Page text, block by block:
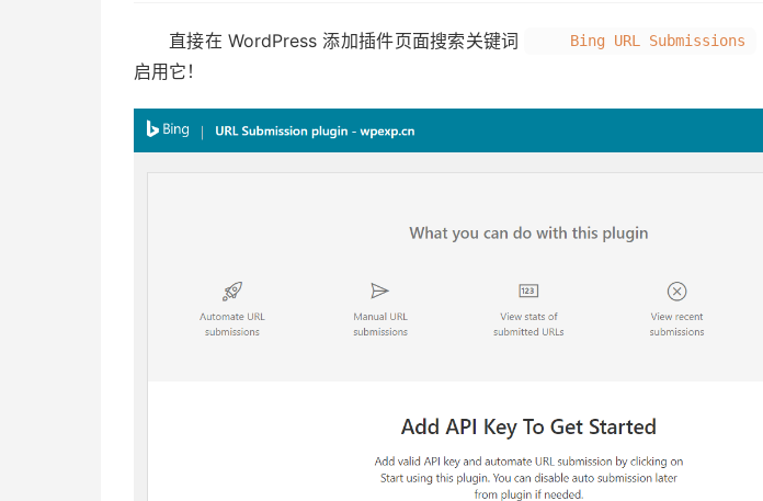
直接在 WordPress 添加插件页面搜索关键词 Bing URL Submissions
启用它！